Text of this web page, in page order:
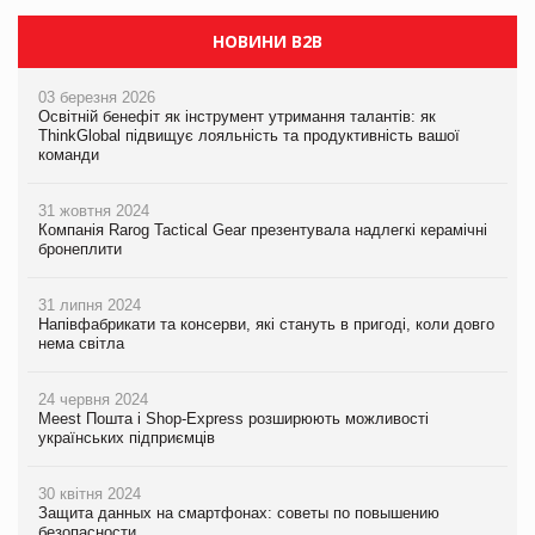
НОВИНИ B2B
03 березня 2026
Освітній бенефіт як інструмент утримання талантів: як
ThinkGlobal підвищує лояльність та продуктивність вашої
команди
31 жовтня 2024
Компанія Rarog Tactical Gear презентувала надлегкі керамічні
бронеплити
31 липня 2024
Напівфабрикати та консерви, які стануть в пригоді, коли довго
нема світла
24 червня 2024
Meest Пошта і Shop-Express розширюють можливості
українських підприємців
30 квітня 2024
Защита данных на смартфонах: советы по повышению